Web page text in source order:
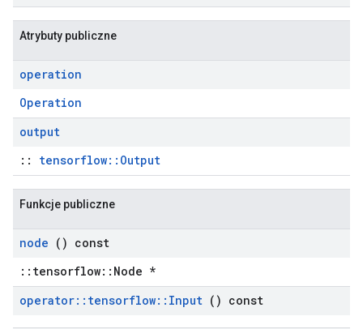
Atrybuty publiczne
operation
Operation
output
:: tensorflow::Output
Funkcje publiczne
node () const
::tensorflow::Node *
operator:: tensorflow:: Input () const